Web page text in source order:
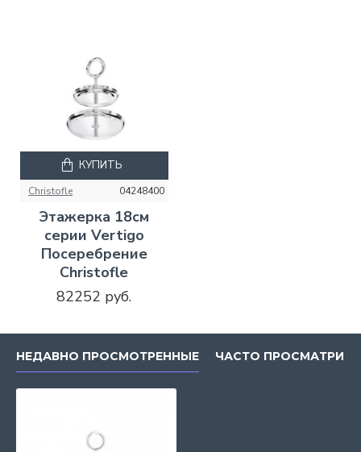
Christofle 04248400
Этажерка 18см
серии Vertigo
Посеребрение
Christofle
82252 руб.
КУПИТЬ
НЕДАВНО ПРОСМОТРЕННЫЕ ЧАСТО